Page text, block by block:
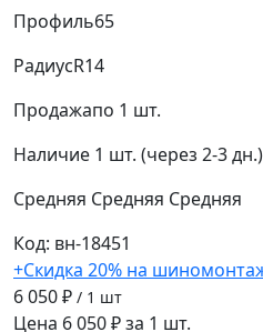
Профиль65
РадиусR14
Продажапо 1 шт.
Наличие 1 шт. (через 2-3 дн.)
Средняя Средняя Средняя
Код: вн-18451
+Скидка 20% на
6 050 ₽ / 1 шт
Цена 6 050 ₽ за 1 шт.